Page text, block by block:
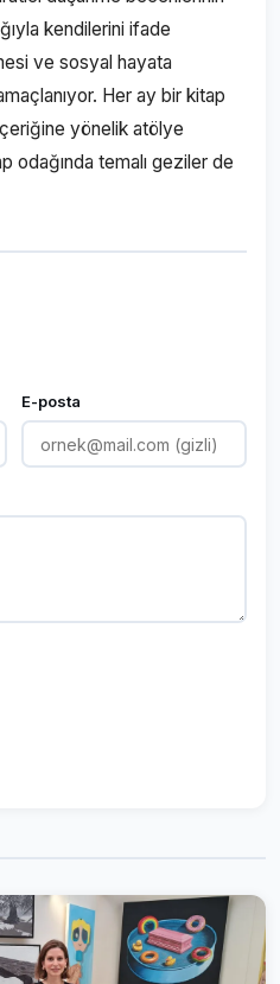
kendilerini ifade
ve sosyal hayata
amaçlanıyor. Her ay bir kitap
içeriğine yönelik atölye
odağında temalı geziler de
E-posta